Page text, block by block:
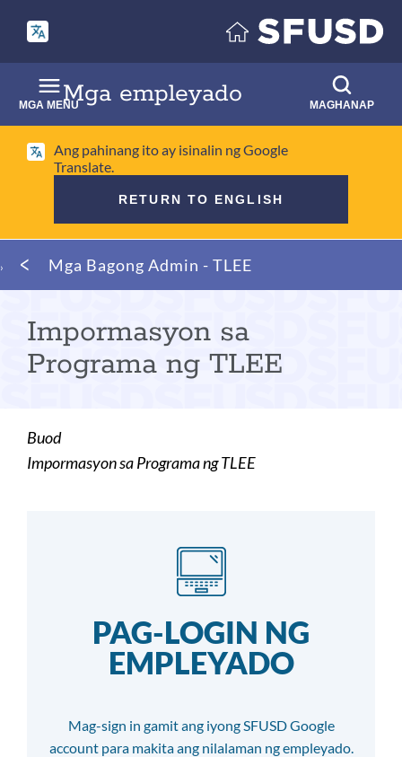
pangunahing
nilalaman
Mga empleyado
MGA MENU MAGHANAP
Ang pahinang ito ay isinalin ng Google
Translate.
RETURN TO ENGLISH
MumoMga Bagong Admin - TLEE
Impormasyon sa
Programa ng TLEE
Buod
Impormasyon sa Programa ng TLEE
PAG-LOGIN NG
EMPLEYADO
Mag-sign in gamit ang iyong SFUSD Google
account para makita ang nilalaman ng empleyado.